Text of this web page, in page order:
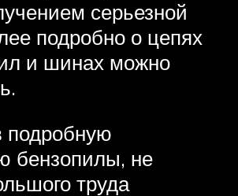
серьезной
подробно о цепях
и шинах можно
подробную
бензопилы, не
труда